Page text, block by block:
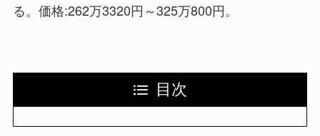
る。価格:262万3320円～325万800円。
目次